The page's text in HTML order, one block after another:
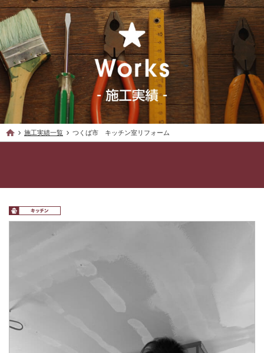
施工実績一覧 つくば市 キッチン室リフォーム